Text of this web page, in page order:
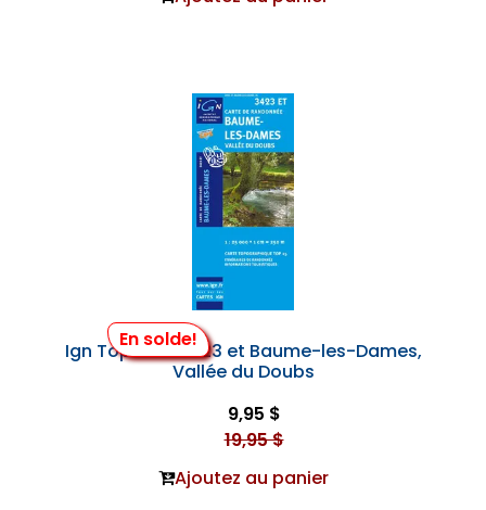
En solde!
Ign Top 25 #3423 et Baume-les-Dames,
Vallée du Doubs
9,95 $
19,95 $
Ajoutez au panier